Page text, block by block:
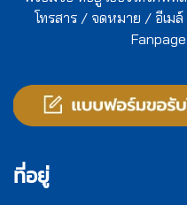
โทรสาร / จดหมาย / อีเม
ที่อยู่